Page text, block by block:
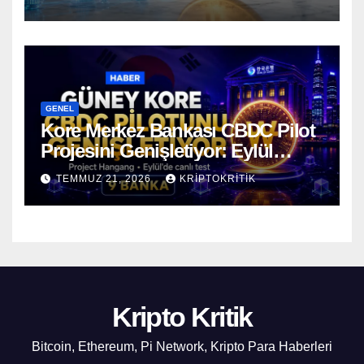
GENEL
Kore Merkez Bankası CBDC Pilot
Projesini Genişletiyor: Eylül
Ayında Gerçek Transferler
Başlıyor
TEMMUZ 21, 2026 KRIPTOKRITIK
Kripto Kritik
Bitcoin, Ethereum, Pi Network, Kripto Para Haberleri